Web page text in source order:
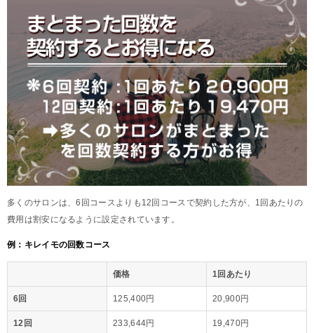
多くのサロンは、6回コースよりも12回コースで契約した方が、1回あたりの
費用は割安になるように設定されています。
例：キレイモの回数コース
価格 1回あたり
6回 125,400円 20,900円
12回 233,644円 19,470円